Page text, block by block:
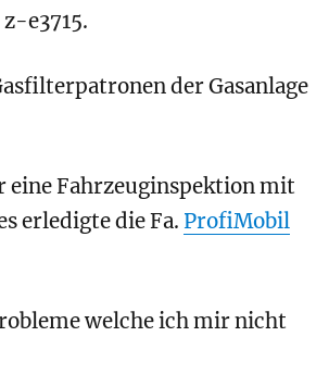
e3715.
der Gasanlage
eine Fahrzeuginspektion mit
erledigte die Fa. ProfiMobil
welche ich mir nicht